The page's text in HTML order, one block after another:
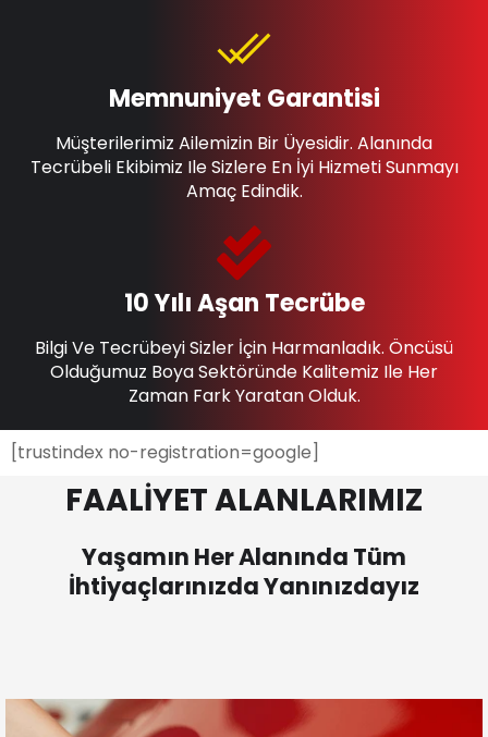
10 Yılı Aşan Tecrübe
Bilgi Ve Tecrübeyi Sizler İçin Harmanladık. Öncüsü
Olduğumuz Boya Sektöründe Kalitemiz Ile Her
Zaman Fark Yaratan Olduk.
Memnuniyet Garantisi
Müşterilerimiz Ailemizin Bir Üyesidir. Alanında
Tecrübeli Ekibimiz Ile Sizlere En İyi Hizmeti Sunmayı
Amaç Edindik.
[trustindex no-registration=google]
FAALİYET ALANLARIMIZ
Yaşamın Her Alanında Tüm
İhtiyaçlarınızda Yanınızdayız